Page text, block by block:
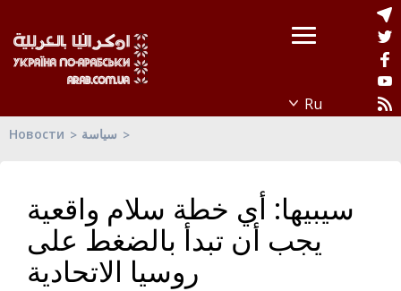
Новости سياسة
سيبيها: أي خطة سلام واقعية
يجب أن تبدأ بالضغط على
روسيا الاتحادية